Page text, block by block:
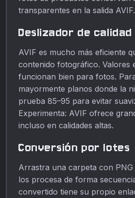
transparentes en la salida AVIF.
Deslizador de calidad
AVIF es mucho más eficiente
contenido fotográfico. Valores
funcionan bien para fotos.
mayormente planos donde la
prueba 85–95 para evitar
Experimenta: AVIF ofrece
incluso en calidades altas.
Conversión por lotes
Arrastra una carpeta con
los procesa de forma
convertido tiene su propio